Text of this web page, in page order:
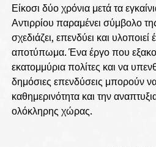
Είκοσι δύο χρόνια μετά τα
Αντιρρίου παραμένει σύμβολο
σχεδιάζει, επενδύει και
αποτύπωμα. Ένα έργο που
εκατομμύρια πολίτες και να
δημόσιες επενδύσεις μπορούν
καθημερινότητα και την
ολόκληρης χώρας.